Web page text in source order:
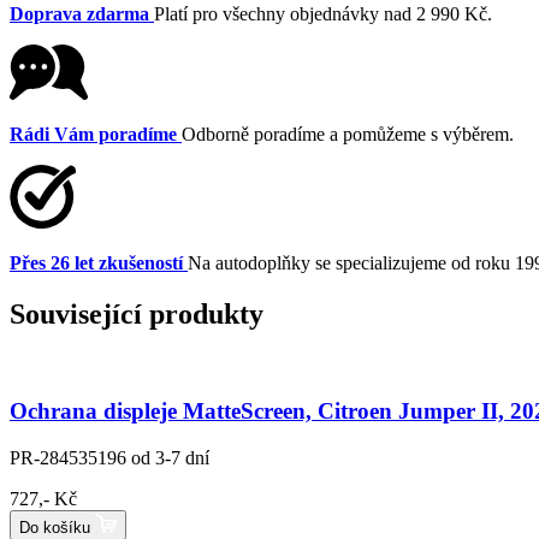
Doprava zdarma Platí pro všechny objednávky nad 2 990 Kč.
Rádi Vám poradíme Odborně poradíme a pomůžeme s výběrem.
Přes 26 let zkušeností Na autodoplňky se specializujeme od roku
Související produkty
Ochrana displeje MatteScreen, Citroen Jumper II,
PR-284535196 od 3-7 dní
727,- Kč
Do košíku